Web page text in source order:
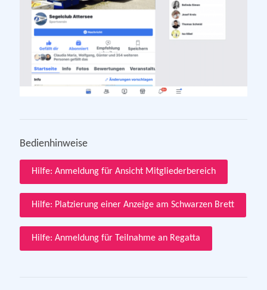
Bedienhinweise
Hilfe: Anmeldung für Ansicht Mitgliederbereich
Hilfe: Platzierung einer Anzeige am Schwarzen Brett
Hilfe: Anmeldung für Teilnahme an Regatta